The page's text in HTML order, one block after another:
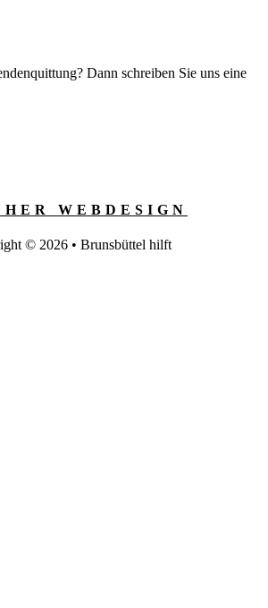
Dann schreiben Sie uns eine
WEBDESIGN
© 2026 • Brunsbüttel hilft